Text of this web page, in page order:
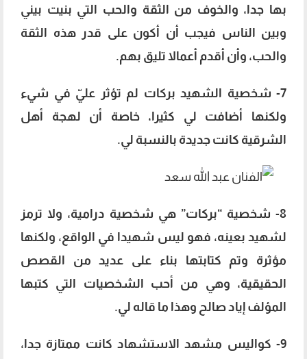
بها جدا، والخوف من الثقة والحب التي بنيت بيني
وبين الناس فيجب أن أكون على قدر هذه الثقة
والحب، وأن أقدم أعمالا تليق بهم.
7- شخصية الشهيد بركات لم تؤثر عليّ في شيء
ولكنها أضافت لي كثيرا، خاصة أن لهجة أهل
الشرقية كانت جديدة بالنسبة لي.
8- شخصية “بركات” هي شخصية درامية، ولا ترمز
لشهيد بعينه، فهو ليس شهيدا في الواقع، ولكنها
مؤثرة وتم كتابتها بناء على عديد من القصص
الحقيقية، وهي من أحب الشخصيات التي كتبها
المؤلف إياد صالح وهذا ما قاله لي.
9- كواليس مشهد الاستشهاد كانت ممتازة جدا،